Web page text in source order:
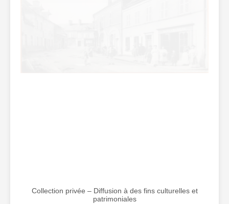
Collection privée – Diffusion à des fins culturelles et
patrimoniales